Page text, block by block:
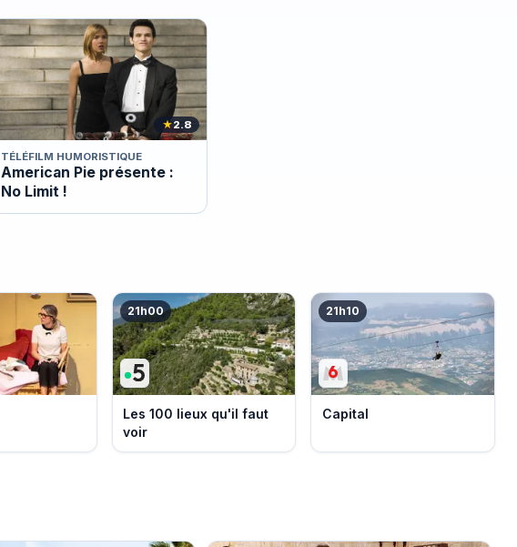
★2.8
TÉLÉFILM HUMORISTIQUE
American Pie présente :
No Limit !
21h00
Les 100 lieux qu'il faut
voir
21h10
Capital